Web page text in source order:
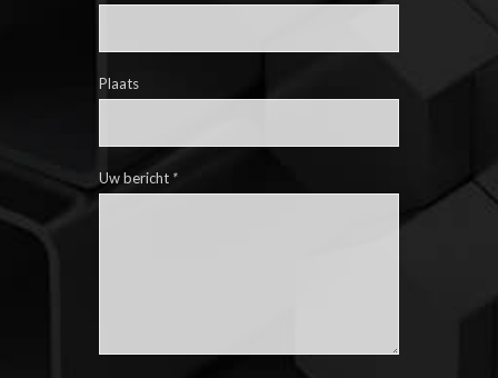
Plaats
Uw bericht *